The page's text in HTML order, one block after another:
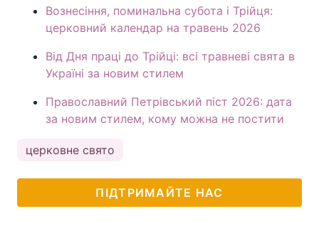
Вознесіння, поминальна субота і Трійця:
церковний календар на травень 2026
Від Дня праці до Трійці: всі травневі свята в
Україні за новим стилем
Православний Петрівський піст 2026: дата
за новим стилем, кому можна не постити
церковне свято
ПІДТРИМАЙТЕ НАС